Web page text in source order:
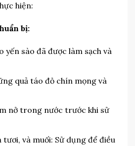
hiện:
bị:
yến sào đã được làm sạch và
quả táo đỏ chín mọng và
nở trong nước trước khi sử
và muối: Sử dụng để điều